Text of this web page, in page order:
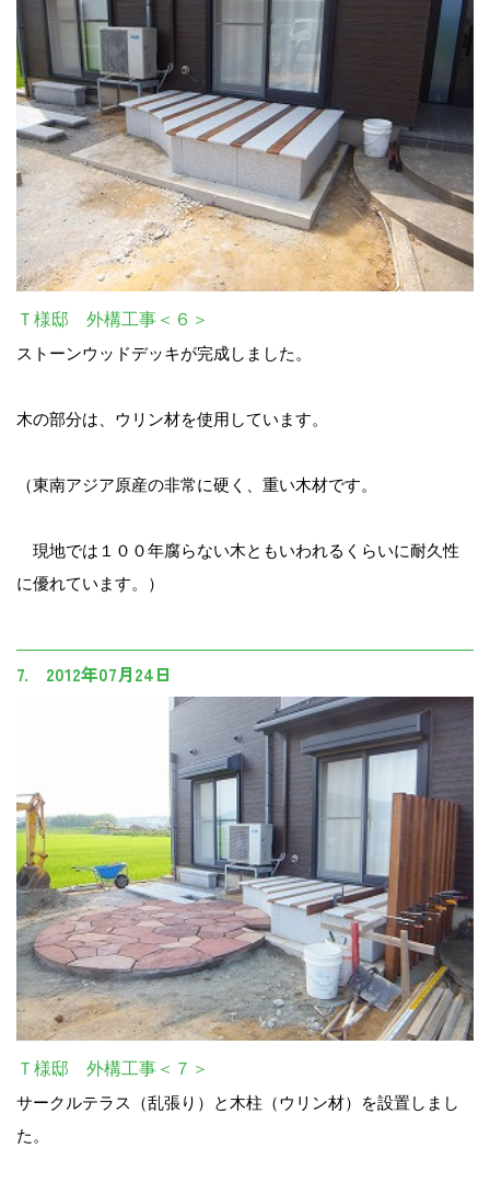
Ｔ様邸 外構工事＜６＞
ストーンウッドデッキが完成しました。
木の部分は、ウリン材を使用しています。
（東南アジア原産の非常に硬く、重い木材です。
現地では１００年腐らない木ともいわれるくらいに耐久性
に優れています。）
7. 2012年07月24日
Ｔ様邸 外構工事＜７＞
サークルテラス（乱張り）と木柱（ウリン材）を設置しまし
た。